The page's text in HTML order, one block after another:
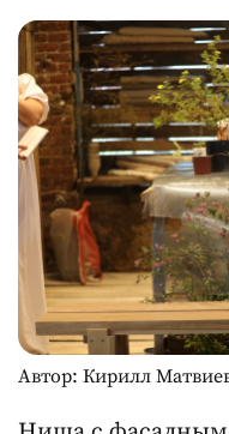
Автор: Кирилл